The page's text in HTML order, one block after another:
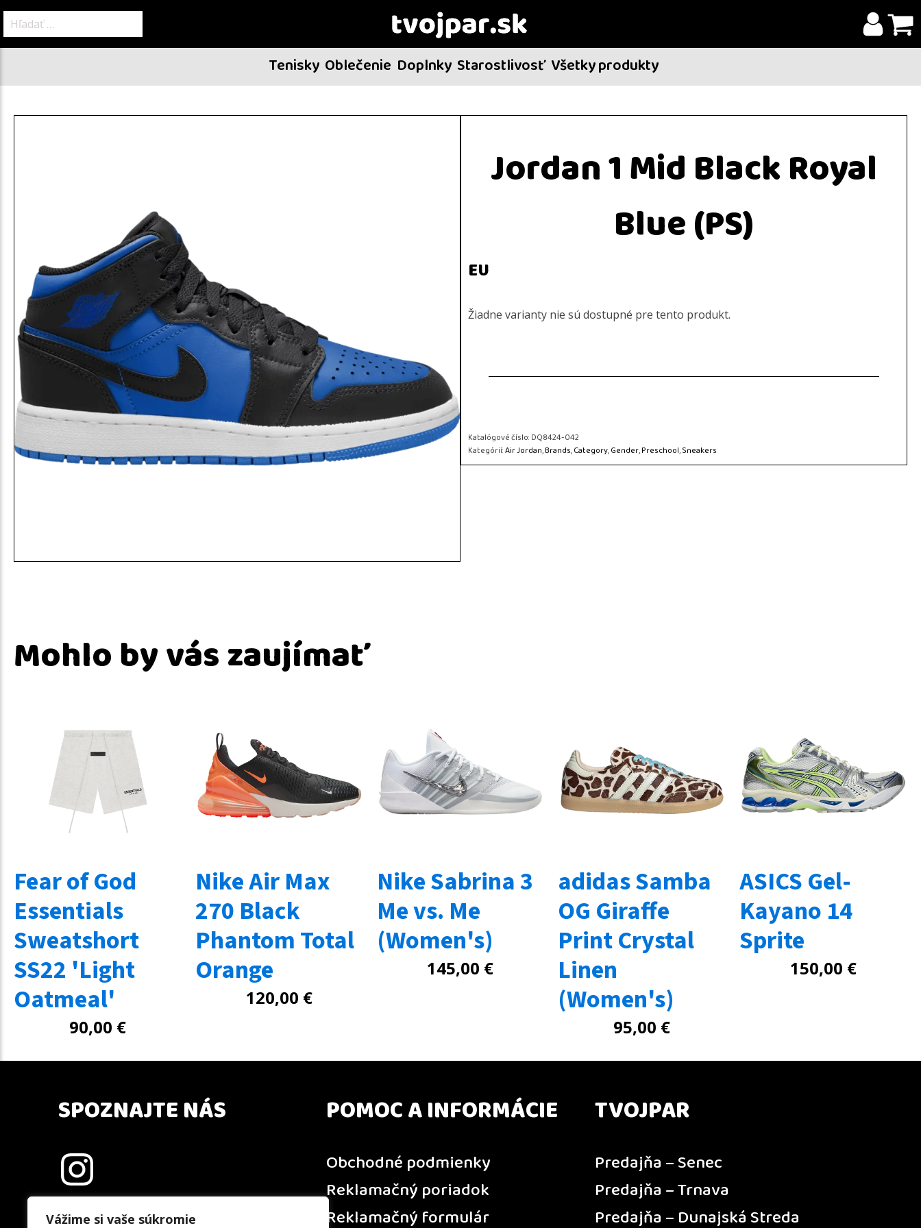
Vážime si vaše súkromie
Tenisky Oblečenie Doplnky Starostlivosť Všetky produkty
Jordan 1 Mid Black Royal
Blue (PS)
EU
Žiadne varianty nie sú dostupné pre tento produkt.
Katalógové číslo:DQ8424-042
Kategórií:Air Jordan,Brands,Category,Gender,Preschool,Sneakers
Mohlo by vás zaujímať
Fear of God
Essentials
Sweatshort
SS22 'Light
Oatmeal'
90,00 €
Nike Air Max
270 Black
Phantom Total
Orange
120,00 €
Nike Sabrina 3
Me vs. Me
(Women's)
145,00 €
adidas Samba
OG Giraffe
Print Crystal
Linen
(Women's)
95,00 €
ASICS Gel-
Kayano 14
Sprite
150,00 €
SPOZNAJTE NÁS POMOC A INFORMÁCIE
Obchodné podmienky
Reklamačný poriadok
Reklamačný formulár
TVOJPAR
Predajňa – Senec
Predajňa – Trnava
Predajňa – Dunajská Streda